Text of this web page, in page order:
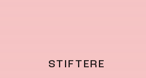
STIFTERE